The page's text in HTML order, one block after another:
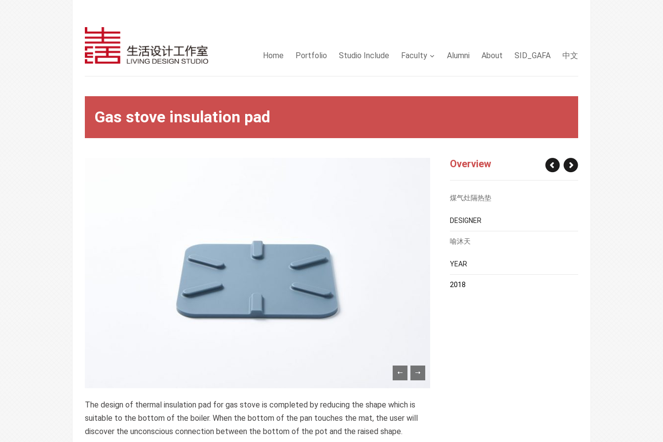
Home Portfolio Studio Include Faculty Alumni About SID_GAFA 中文
Gas stove insulation pad
The design of thermal insulation pad for gas stove is completed by reducing the shape which is
suitable to the bottom of the boiler. When the bottom of the pan touches the mat, the user will
discover the unconscious connection between the bottom of the pot and the raised shape.
Overview
煤气灶隔热垫
DESIGNER
喻沐天
YEAR
2018